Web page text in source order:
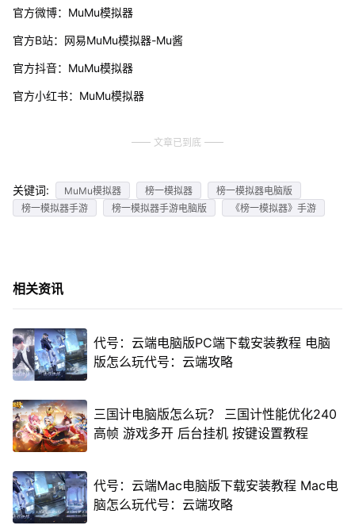
官方微博：MuMu模拟器
官方B站：网易MuMu模拟器-Mu酱
官方抖音：MuMu模拟器
官方小红书：MuMu模拟器
文章已到底
关键词: MuMu模拟器 榜一模拟器
榜一模拟器电脑版
榜一模拟器手游
榜一模拟器手游电脑版 《榜一模拟器》手游
相关资讯
代号：云端电脑版PC端下载安装教程 电脑
版怎么玩代号：云端攻略
三国计电脑版怎么玩？ 三国计性能优化240
高帧 游戏多开 后台挂机 按键设置教程
代号：云端Mac电脑版下载安装教程 Mac电
脑怎么玩代号：云端攻略